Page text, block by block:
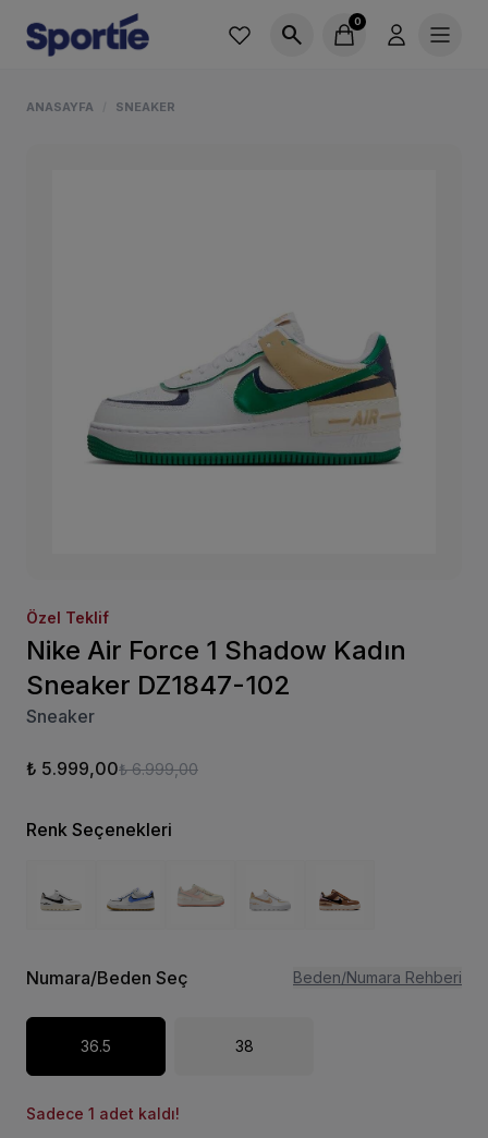
search 0
ANASAYFA SNEAKER
Özel Teklif
Nike Air Force 1 Shadow Kadın
Sneaker DZ1847-102
Sneaker
₺ 5.999,00₺ 6.999,00
Renk Seçenekleri
Numara/Beden Seç Beden/Numara Rehberi
36.5 38
Sadece 1 adet kaldı!